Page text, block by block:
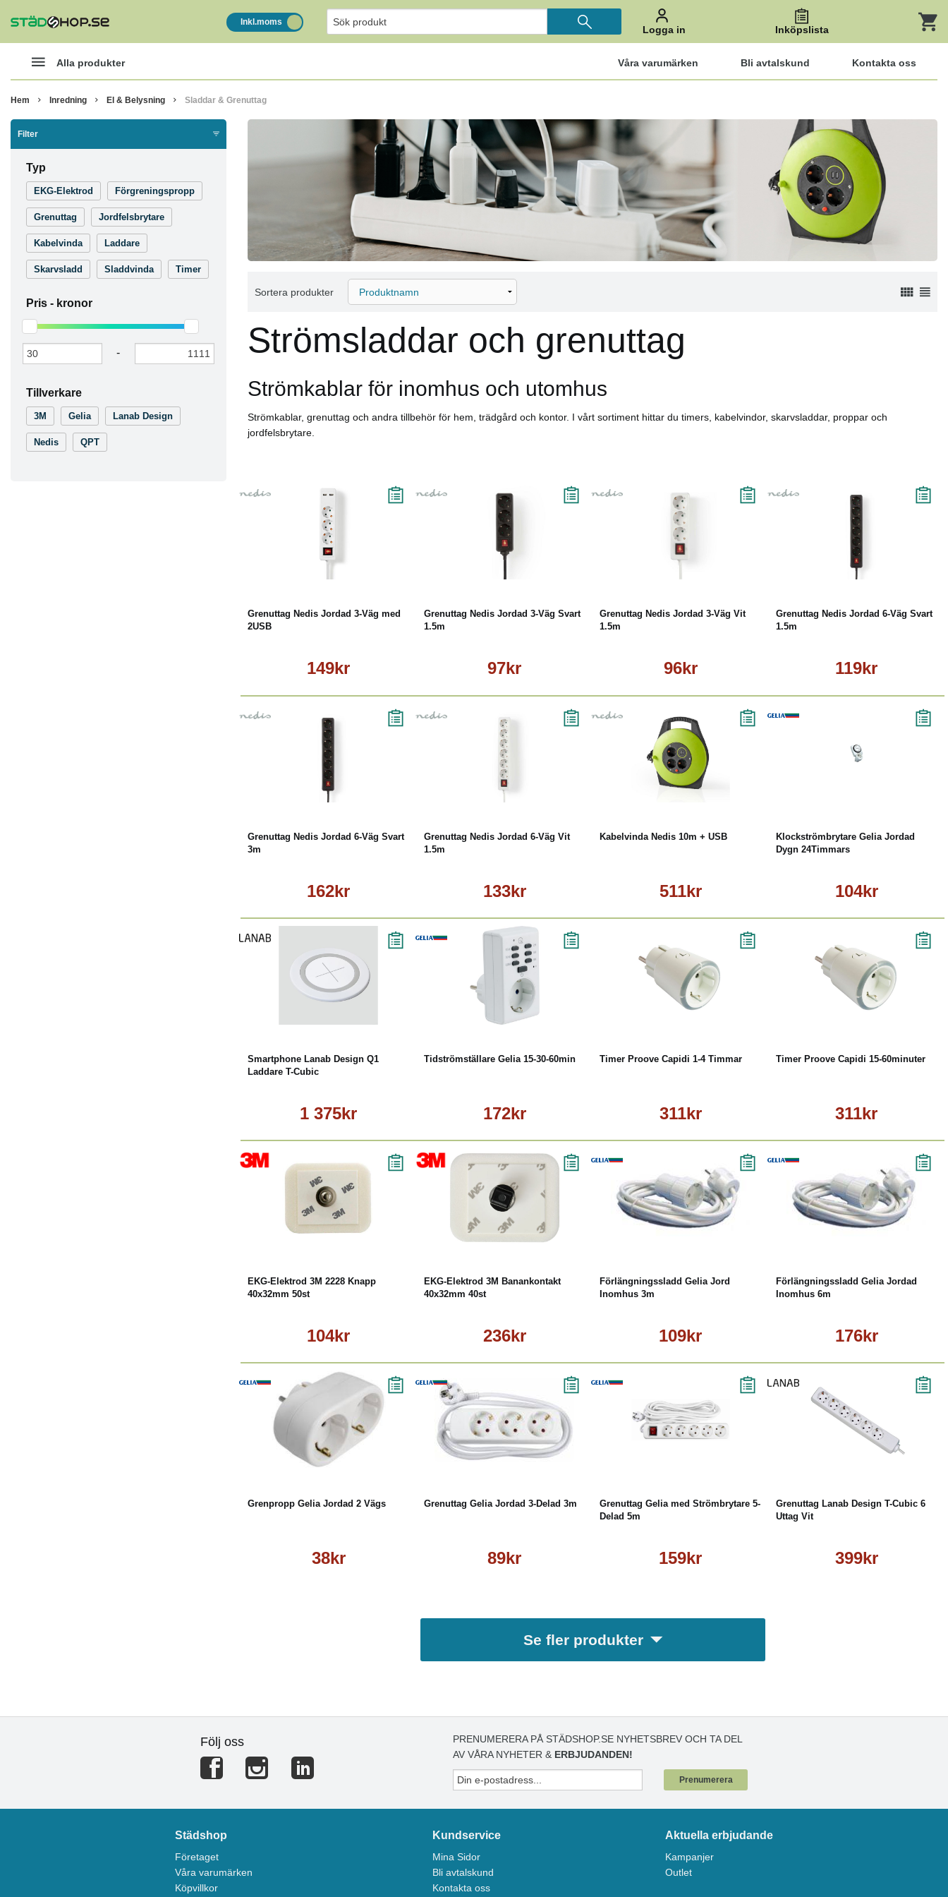
Inkl.moms
Logga in Inköpslista
Alla produkter Våra varumärken Bli avtalskund Kontakta oss
Hem Inredning El & Belysning Sladdar & Grenuttag
Filter
Typ
EKG-Elektrod Förgreningspropp
Grenuttag Jordfelsbrytare
Kabelvinda Laddare
Skarvsladd Sladdvinda Timer
Pris - kronor
-
Tillverkare
3M Gelia Lanab Design
Nedis QPT
Sortera produkter
Strömsladdar och grenuttag
Strömkablar för inomhus och utomhus
Strömkablar, grenuttag och andra tillbehör för hem, trädgård och kontor. I vårt sortiment hittar du timers, kabelvindor, skarvsladdar, proppar och
jordfelsbrytare.
Grenuttag Nedis Jordad 3-Väg med
2USB
149kr
Grenuttag Nedis Jordad 3-Väg Svart
1.5m
97kr
Grenuttag Nedis Jordad 3-Väg Vit
1.5m
96kr
Grenuttag Nedis Jordad 6-Väg Svart
1.5m
119kr
Grenuttag Nedis Jordad 6-Väg Svart
3m
162kr
Grenuttag Nedis Jordad 6-Väg Vit
1.5m
133kr
Kabelvinda Nedis 10m + USB
511kr
Klockströmbrytare Gelia Jordad
Dygn 24Timmars
104kr
Smartphone Lanab Design Q1
Laddare T-Cubic
1 375kr
Tidströmställare Gelia 15-30-60min
172kr
Läs mer
Timer Proove Capidi 1-4 Timmar
311kr
Timer Proove Capidi 15-60minuter
311kr
EKG-Elektrod 3M 2228 Knapp
40x32mm 50st
104kr
Köp
EKG-Elektrod 3M Banankontakt
40x32mm 40st
236kr
Köp Läs mer
Förlängningssladd Gelia Jord
Inomhus 3m
109kr
Förlängningssladd Gelia Jordad
Inomhus 6m
176kr
Grenpropp Gelia Jordad 2 Vägs
38kr
Köp
Grenuttag Gelia Jordad 3-Delad 3m
89kr
Köp Läs mer
Grenuttag Gelia med Strömbrytare 5-
Delad 5m
159kr
Grenuttag Lanab Design T-Cubic 6
Uttag Vit
399kr
Se fler produkter
Följ oss
PRENUMERERA PÅ STÄDSHOP.SE NYHETSBREV OCH TA DEL
AV VÅRA NYHETER & ERBJUDANDEN!
Prenumerera
Städshop
Företaget
Våra varumärken
Köpvillkor
Kundservice
Mina Sidor
Bli avtalskund
Kontakta oss
Aktuella erbjudande
Kampanjer
Outlet